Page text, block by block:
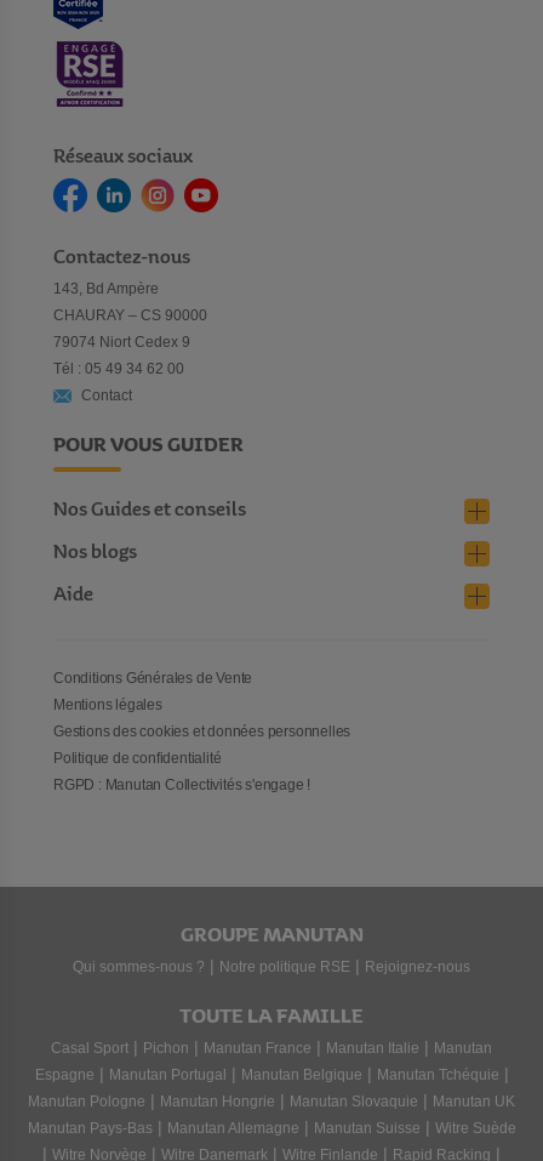
Réseaux sociaux
Contactez-nous
143, Bd Ampère
CHAURAY – CS 90000
79074 Niort Cedex 9
Tél : 05 49 34 62 00
Contact
POUR VOUS GUIDER
Nos Guides et conseils
Nos blogs
Aide
Conditions Générales de Vente
Mentions légales
Gestions des cookies et données personnelles
Politique de confidentialité
RGPD : Manutan Collectivités s'engage !
GROUPE MANUTAN
Qui sommes-nous ? | Notre politique RSE | Rejoignez-nous
TOUTE LA FAMILLE
Casal Sport | Pichon | Manutan France | Manutan Italie | Manutan
Espagne | Manutan Portugal | Manutan Belgique | Manutan Tchéquie |
Manutan Pologne | Manutan Hongrie | Manutan Slovaquie | Manutan UK
Manutan Pays-Bas | Manutan Allemagne | Manutan Suisse | Witre Suède
| Witre Norvège | Witre Danemark | Witre Finlande | Rapid Racking |